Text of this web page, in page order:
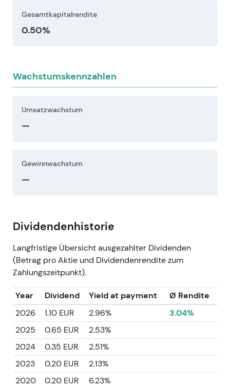
Ertragserholung (2023–24), wiederkehrenden
Kapitalrückgaben (abgeschlossene und
Zahlungsverkehr) sowie einem eingespielten
Kursbild:Der Aufwärtstrend von 2023 bis
2024/2025 mündet in eine höhere
Handelsspanne bis Mitte 2026 — aktuelle
Gesamtkapitalrendite
0.50%
Wachstumskennzahlen
Umsatzwachstum
—
Gewinnwachstum
—
Dividendenhistorie
Langfristige Übersicht ausgezahlter Dividenden
(Betrag pro Aktie und Dividendenrendite zum
Zahlungszeitpunkt).
Year Dividend Yield at payment
Ø Rendite
2026
1.10 EUR 2.96%
3.04%
2025
0.65 EUR
2.53%
2024
0.35 EUR
2.51%
2023
0.20 EUR
2.13%
2020
0.20 EUR
6.23%